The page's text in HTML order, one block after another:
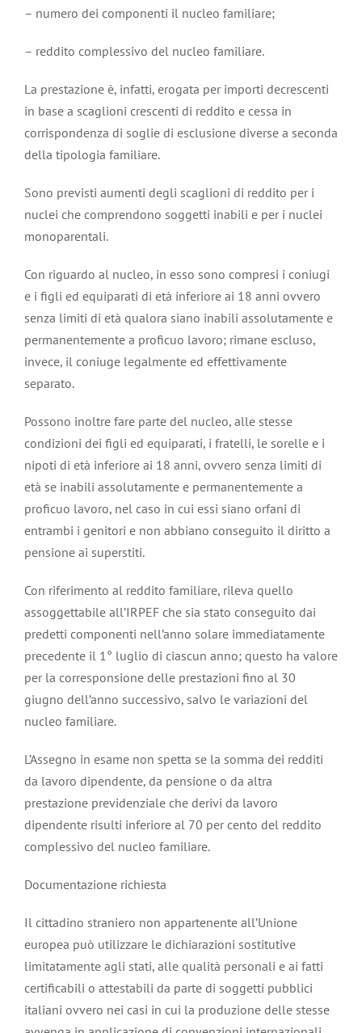
– numero dei componenti il nucleo familiare;
– reddito complessivo del nucleo familiare.
La prestazione è, infatti, erogata per importi decrescenti
in base a scaglioni crescenti di reddito e cessa in
corrispondenza di soglie di esclusione diverse a seconda
della tipologia familiare.
Sono previsti aumenti degli scaglioni di reddito per i
nuclei che comprendono soggetti inabili e per i nuclei
monoparentali.
Con riguardo al nucleo, in esso sono compresi i coniugi
e i figli ed equiparati di età inferiore ai 18 anni ovvero
senza limiti di età qualora siano inabili assolutamente e
permanentemente a proficuo lavoro; rimane escluso,
invece, il coniuge legalmente ed effettivamente
separato.
Possono inoltre fare parte del nucleo, alle stesse
condizioni dei figli ed equiparati, i fratelli, le sorelle e i
nipoti di età inferiore ai 18 anni, ovvero senza limiti di
età se inabili assolutamente e permanentemente a
proficuo lavoro, nel caso in cui essi siano orfani di
entrambi i genitori e non abbiano conseguito il diritto a
pensione ai superstiti.
Con riferimento al reddito familiare, rileva quello
assoggettabile all’IRPEF che sia stato conseguito dai
predetti componenti nell’anno solare immediatamente
precedente il 1° luglio di ciascun anno; questo ha valore
per la corresponsione delle prestazioni fino al 30
giugno dell’anno successivo, salvo le variazioni del
nucleo familiare.
L’Assegno in esame non spetta se la somma dei redditi
da lavoro dipendente, da pensione o da altra
prestazione previdenziale che derivi da lavoro
dipendente risulti inferiore al 70 per cento del reddito
complessivo del nucleo familiare.
Documentazione richiesta
Il cittadino straniero non appartenente all’Unione
europea può utilizzare le dichiarazioni sostitutive
limitatamente agli stati, alle qualità personali e ai fatti
certificabili o attestabili da parte di soggetti pubblici
italiani ovvero nei casi in cui la produzione delle stesse